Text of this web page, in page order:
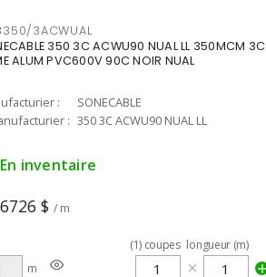
3ACWUAL
350 3C ACWU90 NUAL LL 350MCM 3C
ALUM PVC600V 90C NOIR NUAL
:
SONECABLE
: 350 3C ACWU90 NUAL LL
En inventaire
$ / m
m
(1) coupes longueur (m)